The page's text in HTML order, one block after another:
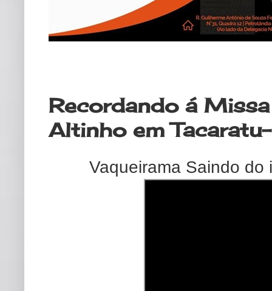
Recordando á
Altinho em
Vaqueirama Saindo do